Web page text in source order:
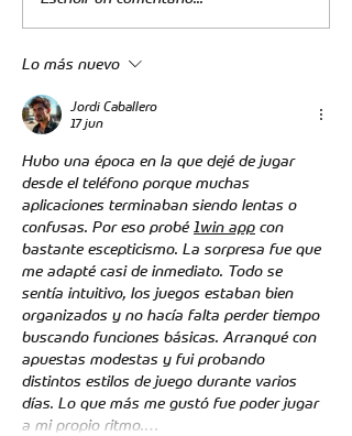
presente en el
Santander Business
Summit 2025
Lo más nuevo
Jordi Caballero
17 jun
Hubo una época en la que dejé de jugar
desde el teléfono porque muchas
aplicaciones terminaban siendo lentas o
confusas. Por eso probé 1win app con
bastante escepticismo. La sorpresa fue que
me adapté casi de inmediato. Todo se
sentía intuitivo, los juegos estaban bien
organizados y no hacía falta perder tiempo
buscando funciones básicas. Arranqué con
apuestas modestas y fui probando
distintos estilos de juego durante varios
días. Lo que más me gustó fue poder jugar
a mi propio ritmo.…